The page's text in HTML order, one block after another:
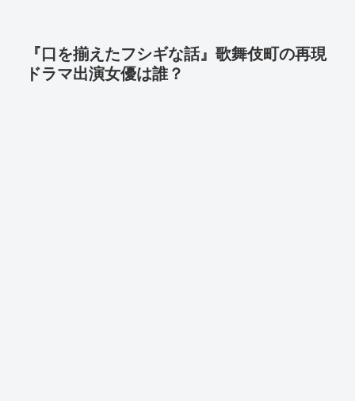
『口を揃えたフシギな話』歌舞伎町の再現
ドラマ出演女優は誰？